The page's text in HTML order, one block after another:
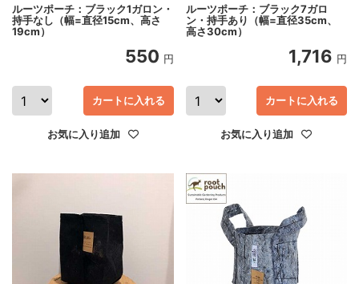
ルーツポーチ：ブラック1ガロン・
持手なし（幅=直径15cm、高さ
19cm）
550 円
カートに入れる
お気に入り追加
ルーツポーチ：ブラック7ガロ
ン・持手あり（幅=直径35cm、
高さ30cm）
1,716 円
カートに入れる
お気に入り追加